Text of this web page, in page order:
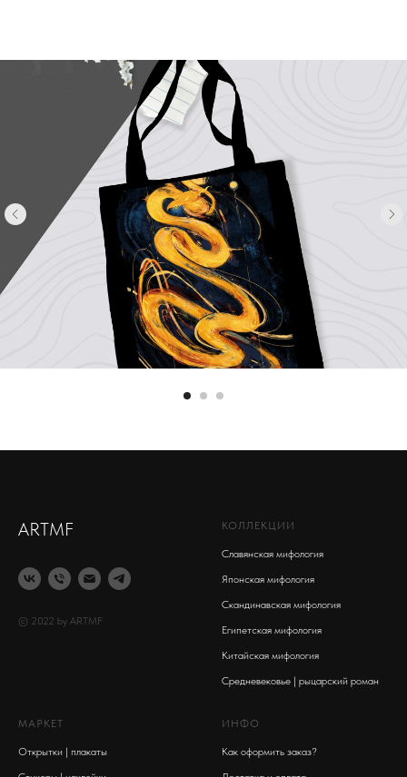
ARTMF
© 2022 by ARTMF
КОЛЛЕКЦИИ
Славянская мифология
Японская мифология
Скандинавская мифология
Египетская мифология
Китайская мифология
Средневековье | рыцарский роман
МАРКЕТ
Открытки | плакаты
ИНФО
Как оформить заказ?